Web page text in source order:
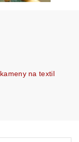
na textil